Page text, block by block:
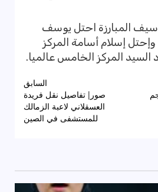
المبارزة احتل يوسف
وإحتل إسلام أسامة المركز
السيد المركز الخامس عالميا.
السابق
صور| تفاصيل نقل فريدة
العسقلاني لاعبة الزمالك
للمستشفى في الصين